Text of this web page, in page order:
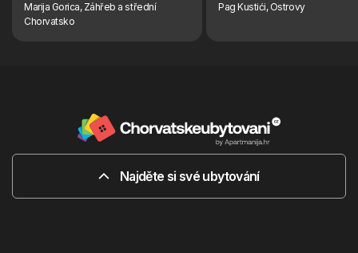
Marija Gorica, Záhřeb a střední
Chorvatsko
Pag Kustići, Ostrovy
Najděte si své ubytování